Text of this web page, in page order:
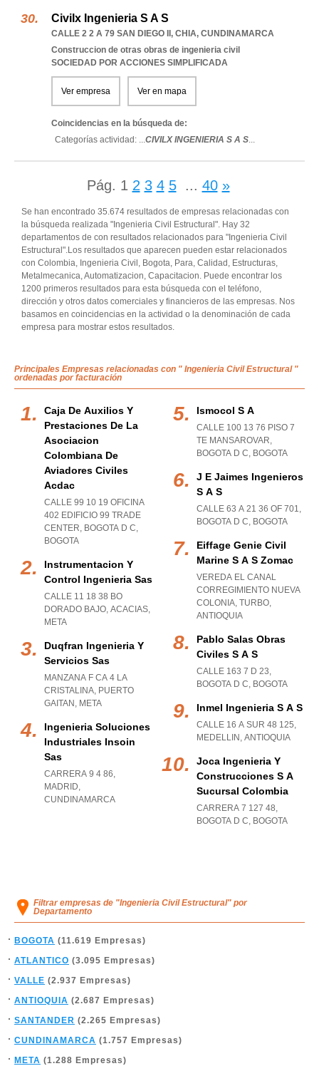
Civilx Ingenieria S A S
CALLE 2 2 A 79 SAN DIEGO II , CHIA, CUNDINAMARCA
Construccion de otras obras de ingenieria civil
SOCIEDAD POR ACCIONES SIMPLIFICADA
Ver empresa Ver en mapa
Coincidencias en la búsqueda de:
Categorías actividad: ...CIVILX INGENIERIA S A S...
Pág. 1 2 3 4 5 ... 40 »
Se han encontrado 35.674 resultados de empresas relacionadas con
la búsqueda realizada "Ingenieria Civil Estructural". Hay 32
departamentos de con resultados relacionados para "Ingenieria Civil
Estructural".Los resultados que aparecen pueden estar relacionados
con Colombia, Ingenieria Civil, Bogota, Para, Calidad, Estructuras,
Metalmecanica, Automatizacion, Capacitacion. Puede encontrar los
1200 primeros resultados para esta búsqueda con el teléfono,
dirección y otros datos comerciales y financieros de las empresas. Nos
basamos en coincidencias en la actividad o la denominación de cada
empresa para mostrar estos resultados.
Principales Empresas relacionadas con " Ingenieria Civil Estructural "
ordenadas por facturación
Caja De Auxilios Y
Prestaciones De La
Asociacion
Colombiana De
Aviadores Civiles
Acdac
CALLE 99 10 19 OFICINA
402 EDIFICIO 99 TRADE
CENTER, BOGOTA D C,
BOGOTA
Instrumentacion Y
Control Ingenieria Sas
CALLE 11 18 38 BO
DORADO BAJO, ACACIAS,
META
Duqfran Ingenieria Y
Servicios Sas
MANZANA F CA 4 LA
CRISTALINA, PUERTO
GAITAN , META
Ingenieria Soluciones
Industriales Insoin
Sas
CARRERA 9 4 86,
MADRID,
CUNDINAMARCA
Ismocol S A
CALLE 100 13 76 PISO 7
TE MANSAROVAR,
BOGOTA D C, BOGOTA
J E Jaimes Ingenieros
S A S
CALLE 63 A 21 36 OF 701,
BOGOTA D C, BOGOTA
Eiffage Genie Civil
Marine S A S Zomac
VEREDA EL CANAL
CORREGIMIENTO NUEVA
COLONIA, TURBO,
ANTIOQUIA
Pablo Salas Obras
Civiles S A S
CALLE 163 7 D 23,
BOGOTA D C, BOGOTA
Inmel Ingenieria S A S
CALLE 16 A SUR 48 125,
MEDELLIN , ANTIOQUIA
Joca Ingenieria Y
Construcciones S A
Sucursal Colombia
CARRERA 7 127 48,
BOGOTA D C, BOGOTA
Filtrar empresas de "Ingenieria Civil Estructural" por
Departamento
BOGOTA (11.619 Empresas)
ATLANTICO (3.095 Empresas)
VALLE (2.937 Empresas)
ANTIOQUIA (2.687 Empresas)
SANTANDER (2.265 Empresas)
CUNDINAMARCA (1.757 Empresas)
META (1.288 Empresas)